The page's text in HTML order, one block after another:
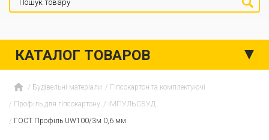
КАТАЛОГ ТОВАРОВ
Будівельні матеріали
Гіпсокартон та комплектуючі
Профіль для гіпсокартону
ІМПУЛЬСБУД
ГОСТ Профіль UW100/3м 0,6 мм